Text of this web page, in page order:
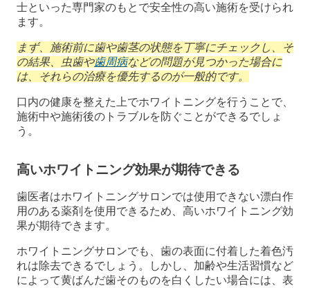
士といった専門家のもとで安全性の高い施術を受けられ
ます。
まず、施術前に歯や歯茎の状態を丁寧にチェックし、そ
の結果、虫歯や歯周病などの問題が見つかった場合に
は、それらの治療を優先するのが一般的です。
口内の健康を整えた上でホワイトニングを行うことで、
施術中や施術後のトラブルを防ぐことができるでしょ
う。
高いホワイトニング効果が期待できる
歯医者はホワイトニングサロンでは使用できない漂白作
用のある薬剤を使用できるため、高いホワイトニング効
果が期待できます。
ホワイトニングサロンでも、歯の表面に付着した着色汚
れは除去できるでしょう。しかし、加齢や生活習慣など
によって黄ばんだ歯そのものを白くしたい場合には、表